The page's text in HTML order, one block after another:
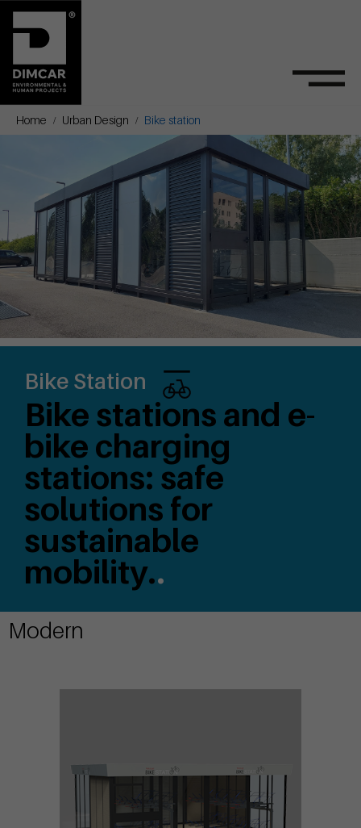
Home Urban Design Bike station
Bike Station
Bike stations and e-
bike charging
stations: safe
solutions for
sustainable
mobility..
Modern